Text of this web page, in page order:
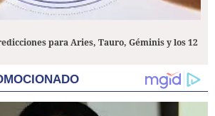
para Aries, Tauro, Géminis y los 12